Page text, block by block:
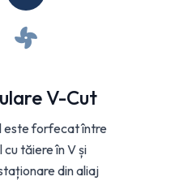
V-Cut
este forfecat între
tăiere în V și
din aliaj